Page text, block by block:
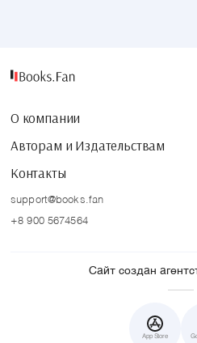
О компании
Авторам и Издательствам
Контакты
support@books.fan
+8 900 5674564
Сайт создан
App Store